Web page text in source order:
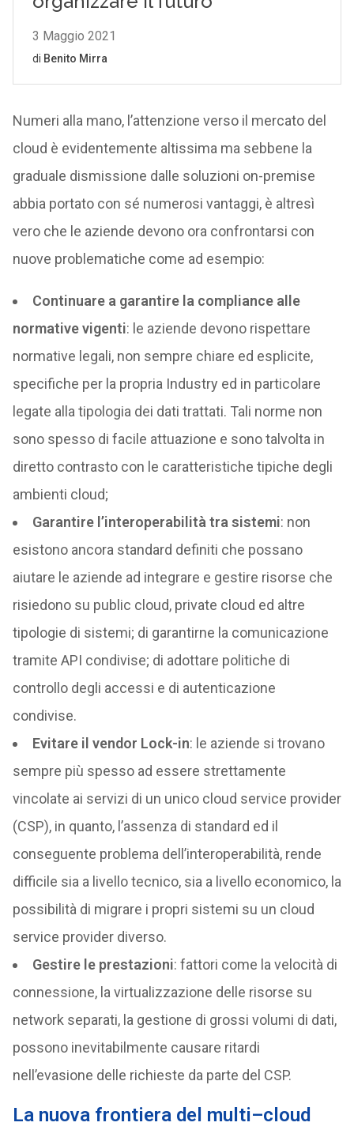
Numeri alla mano, l’attenzione verso il mercato del
cloud è evidentemente altissima ma sebbene la
graduale dismissione dalle soluzioni on-premise
abbia portato con sé numerosi vantaggi, è altresì
vero che le aziende devono ora confrontarsi con
nuove problematiche come ad esempio:
Continuare a garantire la compliance alle
normative vigenti: le aziende devono rispettare
normative legali, non sempre chiare ed esplicite,
specifiche per la propria Industry ed in particolare
legate alla tipologia dei dati trattati. Tali norme non
sono spesso di facile attuazione e sono talvolta in
diretto contrasto con le caratteristiche tipiche degli
ambienti cloud;
Garantire l’interoperabilità tra sistemi: non
esistono ancora standard definiti che possano
aiutare le aziende ad integrare e gestire risorse che
risiedono su public cloud, private cloud ed altre
tipologie di sistemi; di garantirne la comunicazione
tramite API condivise; di adottare politiche di
controllo degli accessi e di autenticazione
condivise.
Evitare il vendor Lock-in: le aziende si trovano
sempre più spesso ad essere strettamente
vincolate ai servizi di un unico cloud service provider
(CSP), in quanto, l’assenza di standard ed il
conseguente problema dell’interoperabilità, rende
difficile sia a livello tecnico, sia a livello economico, la
possibilità di migrare i propri sistemi su un cloud
service provider diverso.
Gestire le prestazioni: fattori come la velocità di
connessione, la virtualizzazione delle risorse su
network separati, la gestione di grossi volumi di dati,
possono inevitabilmente causare ritardi
nell’evasione delle richieste da parte del CSP.
La nuova frontiera del multi–cloud